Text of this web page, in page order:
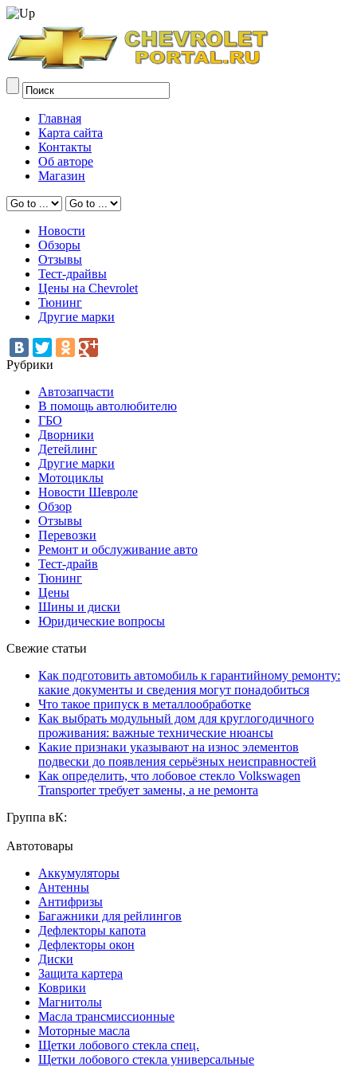
Главная
Карта сайта
Контакты
Об авторе
Магазин
Новости
Обзоры
Отзывы
Тест-драйвы
Цены на Chevrolet
Тюнинг
Другие марки
Рубрики
Автозапчасти
В помощь автолюбителю
ГБО
Дворники
Детейлинг
Другие марки
Мотоциклы
Новости Шевроле
Обзор
Отзывы
Перевозки
Ремонт и обслуживание авто
Тест-драйв
Тюнинг
Цены
Шины и диски
Юридические вопросы
Свежие статьи
Как подготовить автомобиль к гарантийному ремонту:
какие документы и сведения могут понадобиться
Что такое припуск в металлообработке
Как выбрать модульный дом для круглогодичного
проживания: важные технические нюансы
Какие признаки указывают на износ элементов
подвески до появления серьёзных неисправностей
Как определить, что лобовое стекло Volkswagen
Transporter требует замены, а не ремонта
Группа вК:
Автотовары
Аккумуляторы
Антенны
Антифризы
Багажники для рейлингов
Дефлекторы капота
Дефлекторы окон
Диски
Защита картера
Коврики
Магнитолы
Масла трансмиссионные
Моторные масла
Щетки лобового стекла спец.
Щетки лобового стекла универсальные